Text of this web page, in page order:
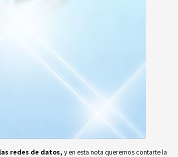
redes de datos, y en esta nota queremos contarte la